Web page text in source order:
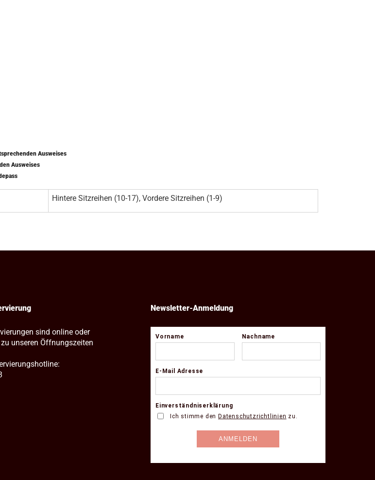
Ausweises
Ausweises
Hintere Sitzreihen (10-17), Vordere Sitzreihen (1-9)
sind online oder
unseren Öffnungszeiten
Newsletter-Anmeldung